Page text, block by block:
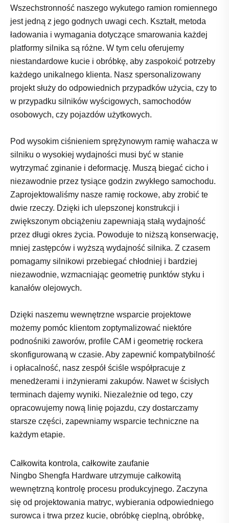
Wszechstronność naszego wykutego ramion romiennego
jest jedną z jego godnych uwagi cech. Kształt, metoda
ładowania i wymagania dotyczące smarowania każdej
platformy silnika są różne. W tym celu oferujemy
niestandardowe kucie i obróbkę, aby zaspokoić potrzeby
każdego unikalnego klienta. Nasz spersonalizowany
projekt służy do odpowiednich przypadków użycia, czy to
w przypadku silników wyścigowych, samochodów
osobowych, czy pojazdów użytkowych.
Pod wysokim ciśnieniem sprężynowym ramię wahacza w
silniku o wysokiej wydajności musi być w stanie
wytrzymać zginanie i deformację. Muszą biegać cicho i
niezawodnie przez tysiące godzin zwykłego samochodu.
Zaprojektowaliśmy nasze ramię rockowe, aby zrobić te
dwie rzeczy. Dzięki ich ulepszonej konstrukcji i
zwiększonym obciążeniu zapewniają stałą wydajność
przez długi okres życia. Powoduje to niższą konserwację,
mniej zastępców i wyższą wydajność silnika. Z czasem
pomagamy silnikowi przebiegać chłodniej i bardziej
niezawodnie, wzmacniając geometrię punktów styku i
kanałów olejowych.
Dzięki naszemu wewnętrzne wsparcie projektowe
możemy pomóc klientom zoptymalizować niektóre
podnośniki zaworów, profile CAM i geometrię rockera
skonfigurowaną w czasie. Aby zapewnić kompatybilność
i opłacalność, nasz zespół ściśle współpracuje z
menedżerami i inżynierami zakupów. Nawet w ścisłych
terminach dajemy wyniki. Niezależnie od tego, czy
opracowujemy nową linię pojazdu, czy dostarczamy
starsze części, zapewniamy wsparcie techniczne na
każdym etapie.
Całkowita kontrola, całkowite zaufanie
Ningbo Shengfa Hardware utrzymuje całkowitą
wewnętrzną kontrolę procesu produkcyjnego. Zaczyna
się od projektowania matryc, wybierania odpowiedniego
surowca i trwa przez kucie, obróbkę cieplną, obróbkę,